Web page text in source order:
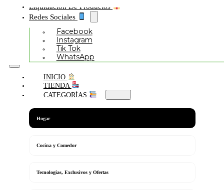
Liquidación De Productos
Redes Sociales
Facebook
Instagram
Tik Tok
WhatsApp
INICIO
TIENDA
CATEGORÍAS
Hogar
Cocina y Comedor
Tecnologias, Exclusivos y Ofertas